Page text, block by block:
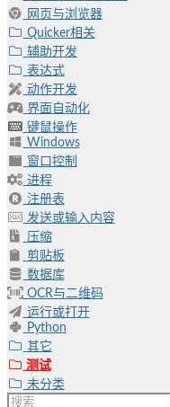
网页与浏览器
Quicker相关
辅助开发
表达式
动作开发
界面自动化
键鼠操作
Windows
窗口控制
进程
注册表
发送或输入内容
压缩
剪贴板
数据库
OCR与二维码
运行或打开
Python
其它
测试
未分类